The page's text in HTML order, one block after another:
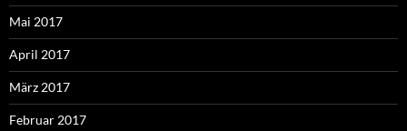
Mai 2017
April 2017
März 2017
Februar 2017